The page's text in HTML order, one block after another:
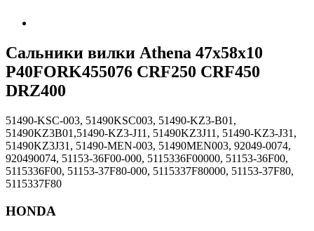
Сальники вилки Athena 47x58x10
P40FORK455076 CRF250 CRF450
DRZ400
51490-KSC-003, 51490KSC003, 51490-KZ3-B01,
51490KZ3B01,51490-KZ3-J11, 51490KZ3J11, 51490-KZ3-J31,
51490KZ3J31, 51490-MEN-003, 51490MEN003, 92049-0074,
920490074, 51153-36F00-000, 5115336F00000, 51153-36F00,
5115336F00, 51153-37F80-000, 5115337F80000, 51153-37F80,
5115337F80
HONDA